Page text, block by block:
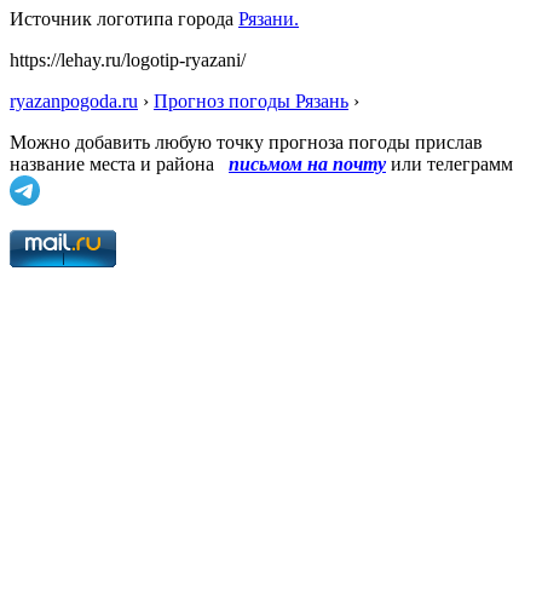
Источник логотипа города Рязани.
https://lehay.ru/logotip-ryazani/
ryazanpogoda.ru › Прогноз погоды Рязань ›
Можно добавить любую точку прогноза погоды прислав
название места и района
письмом на почту или телеграмм